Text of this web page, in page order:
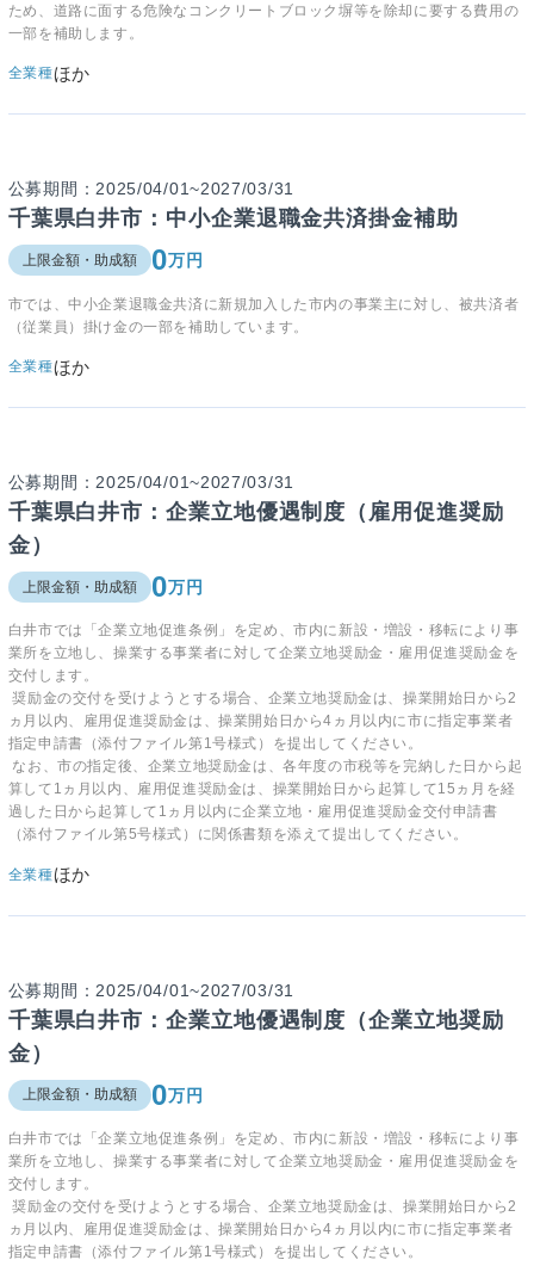
ため、道路に面する危険なコンクリートブロック塀等を除却に要する費用の
一部を補助します。
全業種ほか
公募期間：2025/04/01~2027/03/31
千葉県白井市：中小企業退職金共済掛金補助
上限金額・助成額 0万円
市では、中小企業退職金共済に新規加入した市内の事業主に対し、被共済者
（従業員）掛け金の一部を補助しています。
全業種ほか
公募期間：2025/04/01~2027/03/31
千葉県白井市：企業立地優遇制度（雇用促進奨励
金）
上限金額・助成額 0万円
白井市では「企業立地促進条例」を定め、市内に新設・増設・移転により事
業所を立地し、操業する事業者に対して企業立地奨励金・雇用促進奨励金を
交付します。
奨励金の交付を受けようとする場合、企業立地奨励金は、操業開始日から2
ヵ月以内、雇用促進奨励金は、操業開始日から4ヵ月以内に市に指定事業者
指定申請書（添付ファイル第1号様式）を提出してください。
なお、市の指定後、企業立地奨励金は、各年度の市税等を完納した日から起
算して1ヵ月以内、雇用促進奨励金は、操業開始日から起算して15ヵ月を経
過した日から起算して1ヵ月以内に企業立地・雇用促進奨励金交付申請書
（添付ファイル第5号様式）に関係書類を添えて提出してください。
全業種ほか
公募期間：2025/04/01~2027/03/31
千葉県白井市：企業立地優遇制度（企業立地奨励
金）
上限金額・助成額 0万円
白井市では「企業立地促進条例」を定め、市内に新設・増設・移転により事
業所を立地し、操業する事業者に対して企業立地奨励金・雇用促進奨励金を
交付します。
奨励金の交付を受けようとする場合、企業立地奨励金は、操業開始日から2
ヵ月以内、雇用促進奨励金は、操業開始日から4ヵ月以内に市に指定事業者
指定申請書（添付ファイル第1号様式）を提出してください。